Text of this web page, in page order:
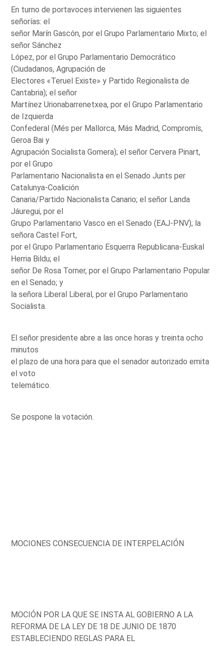
En turno de portavoces intervienen las siguientes
señorías: el
señor Marín Gascón, por el Grupo Parlamentario Mixto; el
señor Sánchez
López, por el Grupo Parlamentario Democrático
(Ciudadanos, Agrupación de
Electores «Teruel Existe» y Partido Regionalista de
Cantabria); el señor
Martínez Urionabarrenetxea, por el Grupo Parlamentario
de Izquierda
Confederal (Més per Mallorca, Más Madrid, Compromís,
Geroa Bai y
Agrupación Socialista Gomera); el señor Cervera Pinart,
por el Grupo
Parlamentario Nacionalista en el Senado Junts per
Catalunya-Coalición
Canaria/Partido Nacionalista Canario; el señor Landa
Jáuregui, por el
Grupo Parlamentario Vasco en el Senado (EAJ-PNV); la
señora Castel Fort,
por el Grupo Parlamentario Esquerra Republicana-Euskal
Herria Bildu; el
señor De Rosa Torner, por el Grupo Parlamentario Popular
en el Senado; y
la señora Liberal Liberal, por el Grupo Parlamentario
Socialista.
El señor presidente abre a las once horas y treinta ocho
minutos
el plazo de una hora para que el senador autorizado emita
el voto
telemático.
Se pospone la votación.
MOCIONES CONSECUENCIA DE INTERPELACIÓN
MOCIÓN POR LA QUE SE INSTA AL GOBIERNO A LA
REFORMA DE LA LEY DE 18 DE JUNIO DE 1870
ESTABLECIENDO REGLAS PARA EL